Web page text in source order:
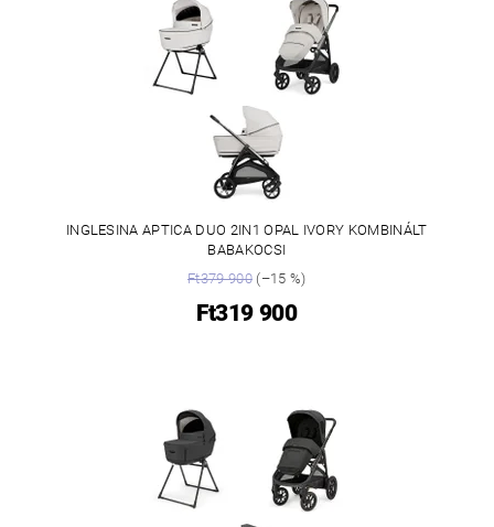
INGLESINA APTICA DUO 2IN1 OPAL IVORY KOMBINÁLT
BABAKOCSI
Ft379 900(–15 %)
Ft319 900